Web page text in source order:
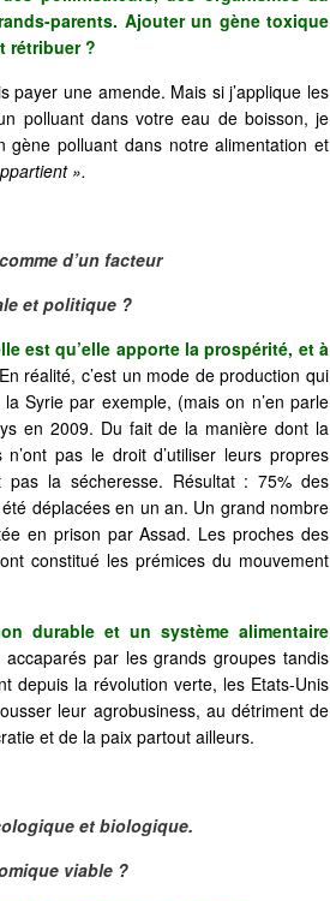
parents. Ajouter un gène toxique
rétribuer ?
une amende. Mais si j’applique les
polluant dans votre eau de boisson, je
polluant dans notre alimentation et
».
d’un facteur
et politique ?
est qu’elle apporte la prospérité, et à
En réalité, c’est un mode de production qui
Syrie par exemple, (mais on n’en parle
en 2009. Du fait de la manière dont la
pas le droit d’utiliser leurs propres
pas la sécheresse. Résultat : 75% des
déplacées en un an. Un grand nombre
en prison par Assad. Les proches des
constitué les prémices du mouvement
durable et un système alimentaire
accaparés par les grands groupes tandis
depuis la révolution verte, les Etats-Unis
leur agrobusiness, au détriment de
et de la paix partout ailleurs.
et biologique.
viable ?